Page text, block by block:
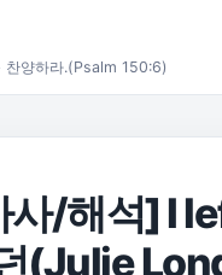
찬양하라.(Psalm 150:6)
/해석] I
(Julie